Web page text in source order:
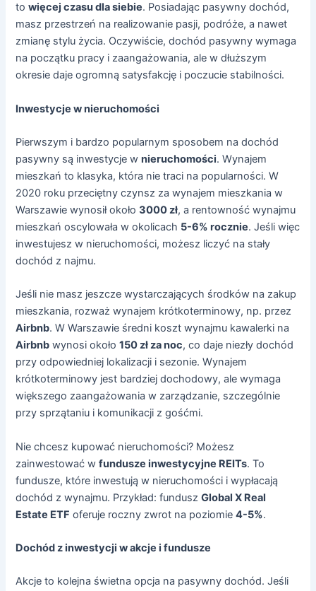
towięcej czasu dla siebie. Posiadając pasywny dochód,
masz przestrzeń na realizowanie pasji, podróże, a nawet
zmianę stylu życia. Oczywiście, dochód pasywny wymaga
na początku pracy i zaangażowania, ale w dłuższym
okresie daje ogromną satysfakcję i poczucie stabilności.
Inwestycje w nieruchomości
Pierwszym i bardzo popularnym sposobem na dochód
pasywny są inwestycje wnieruchomości. Wynajem
mieszkań to klasyka, która nie traci na popularności. W
2020 roku przeciętny czynsz za wynajem mieszkania w
Warszawie wynosił około3000 zł, a rentowność wynajmu
mieszkań oscylowała w okolicach 5-6% rocznie. Jeśli więc
inwestujesz w nieruchomości, możesz liczyć na stały
dochód z najmu.
Jeśli nie masz jeszcze wystarczających środków na zakup
mieszkania, rozważ wynajem krótkoterminowy, np. przez
Airbnb. W Warszawie średni koszt wynajmu kawalerki na
Airbnb wynosi około150 zł za noc, co daje niezły dochód
przy odpowiedniej lokalizacji i sezonie. Wynajem
krótkoterminowy jest bardziej dochodowy, ale wymaga
większego zaangażowania w zarządzanie, szczególnie
przy sprzątaniu i komunikacji z gośćmi.
Nie chcesz kupować nieruchomości? Możesz
zainwestować wfundusze inwestycyjne REITs. To
fundusze, które inwestują w nieruchomości i wypłacają
dochód z wynajmu. Przykład: funduszGlobal X Real
Estate ETF oferuje roczny zwrot na poziomie4-5%.
Dochód z inwestycji w akcje i fundusze
Akcje to kolejna świetna opcja na pasywny dochód. Jeśli